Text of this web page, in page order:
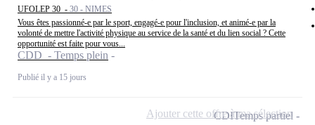
UFOLEP 30 - 30 - NIMES
Vous êtes passionné-e par le sport, engagé-e pour l'inclusion, et animé-e par la
volonté de mettre l'activité physique au service de la santé et du lien social ? Cette
opportunité est faite pour vous...
CDD - Temps plein
Publié il y a 15 jours
CDITemps partiel
Ajouter cette offre à ma sélection